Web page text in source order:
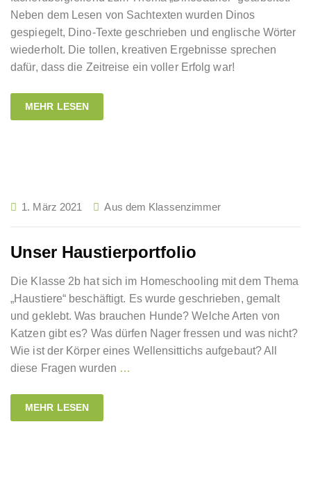
Neben dem Lesen von Sachtexten wurden Dinos
gespiegelt, Dino-Texte geschrieben und englische Wörter
wiederholt. Die tollen, kreativen Ergebnisse sprechen
dafür, dass die Zeitreise ein voller Erfolg war!
MEHR LESEN
1. März 2021 Aus dem Klassenzimmer
Unser Haustierportfolio
Die Klasse 2b hat sich im Homeschooling mit dem Thema
„Haustiere“ beschäftigt. Es wurde geschrieben, gemalt
und geklebt. Was brauchen Hunde? Welche Arten von
Katzen gibt es? Was dürfen Nager fressen und was nicht?
Wie ist der Körper eines Wellensittichs aufgebaut? All
diese Fragen wurden …
MEHR LESEN